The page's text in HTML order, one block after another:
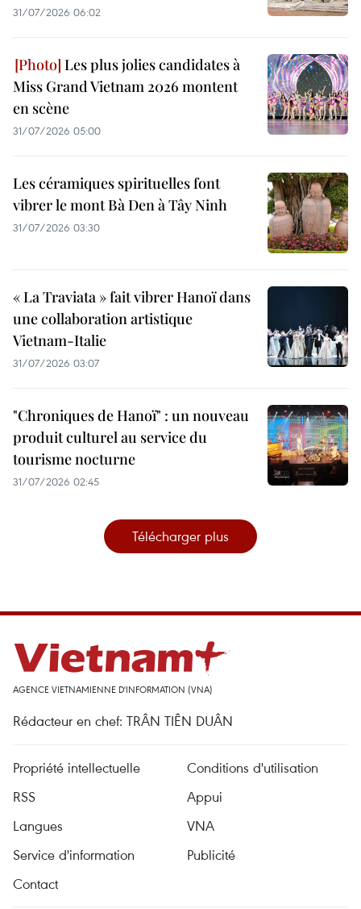
31/07/2026 06:02
Les plus jolies candidates à
Miss Grand Vietnam 2026 montent
en scène
31/07/2026 05:00
Les céramiques spirituelles font
vibrer le mont Bà Den à Tây Ninh
31/07/2026 03:30
« La Traviata » fait vibrer Hanoï dans
une collaboration artistique
Vietnam-Italie
31/07/2026 03:07
"Chroniques de Hanoï" : un nouveau
produit culturel au service du
tourisme nocturne
31/07/2026 02:45
Télécharger plus
AGENCE VIETNAMIENNE D'INFORMATION (VNA)
Rédacteur en chef: TRÂN TIÊN DUÂN
Propriété intellectuelle
Conditions d'utilisation
RSS
Appui
Langues
VNA
Service d'information
Publicité
Contact